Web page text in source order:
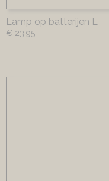
Lamp op batterijen L
€ 23,95